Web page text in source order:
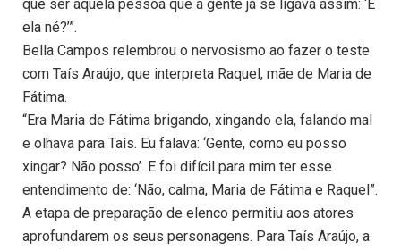
que ser aquela pessoa que a gente já se ligava assim: ‘É
ela né?’”.
Bella Campos relembrou o nervosismo ao fazer o teste
com Taís Araújo, que interpreta Raquel, mãe de Maria de
Fátima.
“Era Maria de Fátima brigando, xingando ela, falando mal
e olhava para Taís. Eu falava: ‘Gente, como eu posso
xingar? Não posso’. E foi difícil para mim ter esse
entendimento de: ‘Não, calma, Maria de Fátima e Raquel”.
A etapa de preparação de elenco permitiu aos atores
aprofundarem os seus personagens. Para Taís Araújo, a